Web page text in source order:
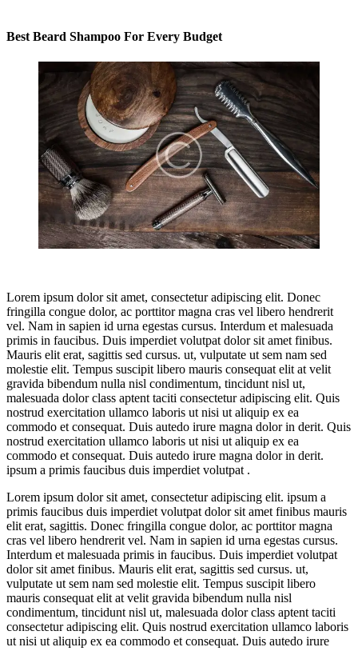
Best Beard Shampoo For Every Budget
Lorem ipsum dolor sit amet, consectetur adipiscing elit. Donec
fringilla congue dolor, ac porttitor magna cras vel libero hendrerit
vel. Nam in sapien id urna egestas cursus. Interdum et malesuada
primis in faucibus. Duis imperdiet volutpat dolor sit amet finibus.
Mauris elit erat, sagittis sed cursus. ut, vulputate ut sem nam sed
molestie elit. Tempus suscipit libero mauris consequat elit at velit
gravida bibendum nulla nisl condimentum, tincidunt nisl ut,
malesuada dolor class aptent taciti consectetur adipiscing elit. Quis
nostrud exercitation ullamco laboris ut nisi ut aliquip ex ea
commodo et consequat. Duis autedo irure magna dolor in derit. Quis
nostrud exercitation ullamco laboris ut nisi ut aliquip ex ea
commodo et consequat. Duis autedo irure magna dolor in derit.
ipsum a primis faucibus duis imperdiet volutpat .
Lorem ipsum dolor sit amet, consectetur adipiscing elit. ipsum a
primis faucibus duis imperdiet volutpat dolor sit amet finibus mauris
elit erat, sagittis. Donec fringilla congue dolor, ac porttitor magna
cras vel libero hendrerit vel. Nam in sapien id urna egestas cursus.
Interdum et malesuada primis in faucibus. Duis imperdiet volutpat
dolor sit amet finibus. Mauris elit erat, sagittis sed cursus. ut,
vulputate ut sem nam sed molestie elit. Tempus suscipit libero
mauris consequat elit at velit gravida bibendum nulla nisl
condimentum, tincidunt nisl ut, malesuada dolor class aptent taciti
consectetur adipiscing elit. Quis nostrud exercitation ullamco laboris
ut nisi ut aliquip ex ea commodo et consequat. Duis autedo irure